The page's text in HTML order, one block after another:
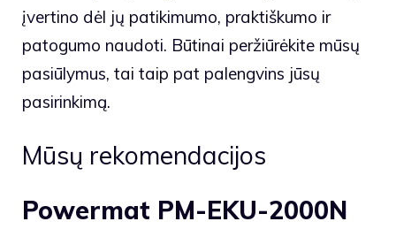
įvertino dėl jų patikimumo, praktiškumo ir
patogumo naudoti. Būtinai peržiūrėkite mūsų
pasiūlymus, tai taip pat palengvins jūsų
pasirinkimą.
Mūsų rekomendacijos
Powermat PM-EKU-2000N